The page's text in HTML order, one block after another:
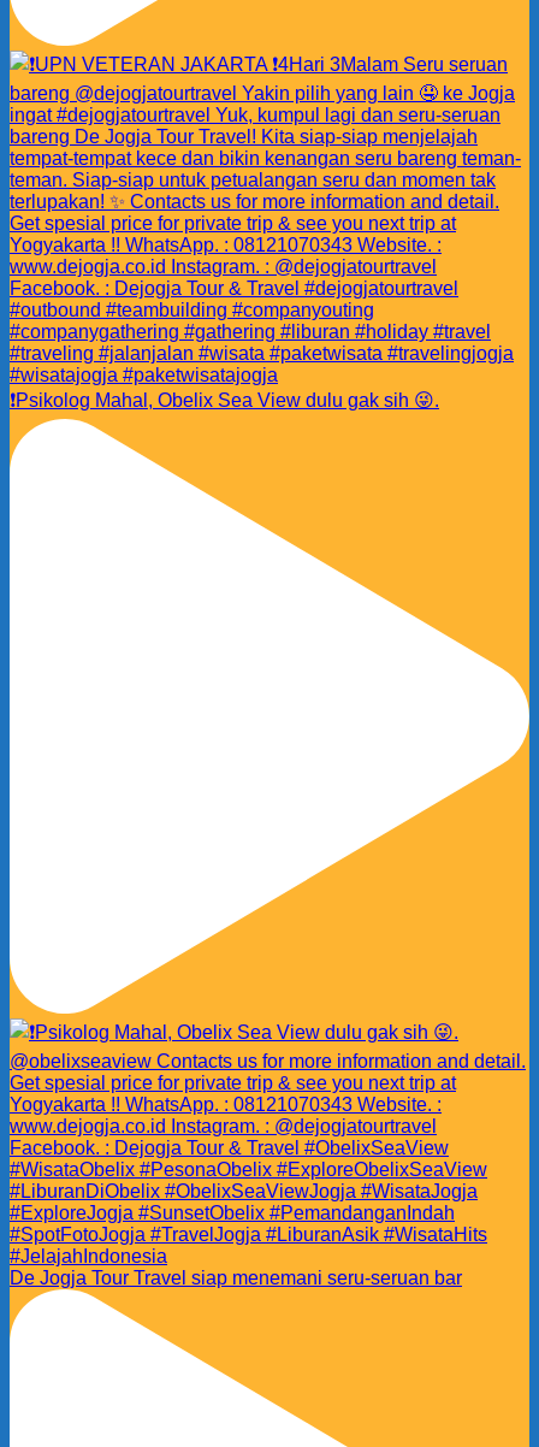
❗️Psikolog Mahal, Obelix Sea View dulu gak sih 😜.
De Jogja Tour Travel siap menemani seru-seruan bar